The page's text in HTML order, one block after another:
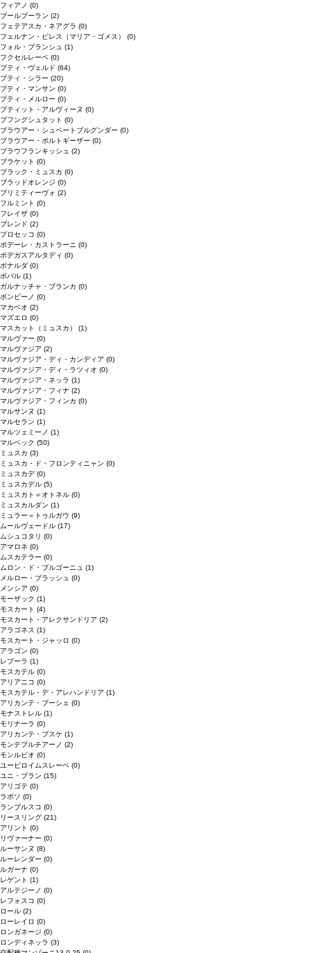
フィアノ (0)
ブールブーラン (2)
フェテアスカ・ネアグラ (0)
フェルナン・ピレス（マリア・ゴメス） (0)
フォル・ブランシュ (1)
フクセルレーベ (0)
プティ・ヴェルド (64)
プティ・シラー (20)
プティ・マンサン (0)
プティ・メルロー (0)
プティット・アルヴィーヌ (0)
プフングシュタット (0)
ブラウアー・シュペートブルグンダー (0)
ブラウアー・ポルトギーザー (0)
ブラウフランキッシュ (2)
ブラケット (0)
ブラック・ミュスカ (0)
ブラッドオレンジ (0)
プリミティーヴォ (2)
フルミント (0)
フレイザ (0)
ブレンド (2)
プロセッコ (0)
ポデーレ・カストラーニ (0)
ボデガスアルタディ (0)
ボナルダ (0)
ボバル (1)
ガルナッチャ・ブランカ (0)
ボンビーノ (0)
マカベオ (2)
マズエロ (0)
マスカット（ミュスカ） (1)
マルヴァー (0)
マルヴァジア (2)
マルヴァジア・ディ・カンディア (0)
マルヴァジア・ディ・ラツィオ (0)
マルヴァジア・ネッラ (1)
マルヴァジア・フィナ (2)
マルヴァジア・フィンカ (0)
マルサンヌ (1)
マルセラン (1)
マルツェミーノ (1)
マルベック (50)
ミュスカ (3)
ミュスカ・ド・フロンティニャン (0)
ミュスカデ(0)
ミュスカデル (5)
ミュスカト＝オトネル (0)
ミュスカルダン (1)
ミュラー＝トゥルガウ (9)
ムールヴェードル (17)
ムシュコタリ (0)
アマロネ (0)
ムスカテラー (0)
ムロン・ド・ブルゴーニュ (1)
メルロー・ブラッシュ (0)
メンシア (0)
モーザック (1)
モスカート (4)
モスカート・アレクサンドリア (2)
アラゴネス (1)
モスカート・ジャッロ (0)
アラゴン (0)
レブーラ (1)
モスカテル (0)
アリアニコ (0)
モスカテル・デ・アレハンドリア (1)
アリカンテ・ブーシェ (0)
モナストレル (1)
モリナーラ (0)
アリカンテ・ブスケ (1)
モンテプルチアーノ (2)
モンルビオ (0)
ユービロイムスレーベ (0)
ユニ・ブラン (15)
アリゴテ (0)
ラボソ (0)
ランブルスコ (0)
リースリング (21)
アリント (0)
リヴァーナー (0)
ルーサンヌ (8)
ルーレンダー (0)
ルガーナ (0)
レゲント (1)
アルテジーノ (0)
レフォスコ (0)
ロール (2)
ローレイロ (0)
ロンガネージ (0)
ロンディネッラ (3)